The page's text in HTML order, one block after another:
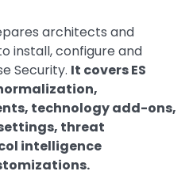
architects and
install, configure and
Security. It covers ES
technology add-ons,
threat
intelligence